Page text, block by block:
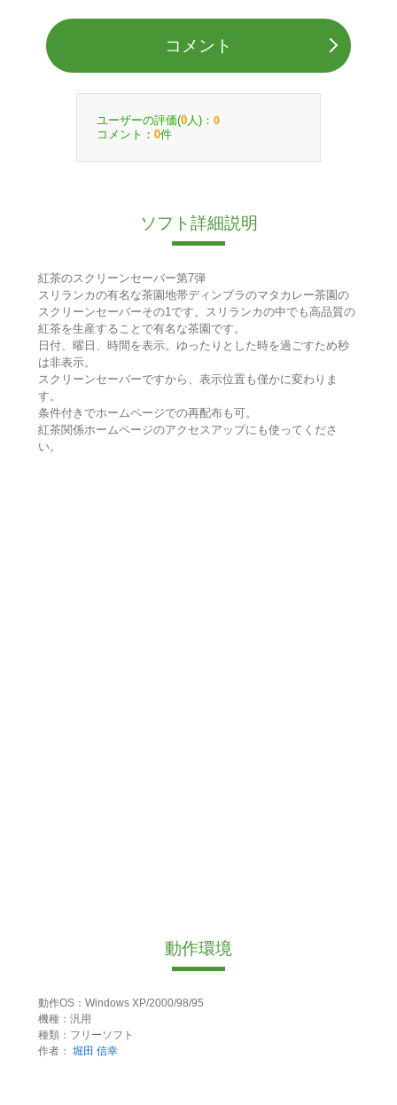
コメント
ユーザーの評価(0 人)： 0
コメント： 0件
ソフト詳細説明
紅茶のスクリーンセーバー第7弾
スリランカの有名な茶園地帯ディンブラのマタカレー茶園の
スクリーンセーバーその1です。スリランカの中でも高品質の
紅茶を生産することで有名な茶園です。
日付、曜日、時間を表示。ゆったりとした時を過ごすため秒
は非表示。
スクリーンセーバーですから、表示位置も僅かに変わりま
す。
条件付きでホームページでの再配布も可。
紅茶関係ホームページのアクセスアップにも使ってくださ
い。
動作環境
動作OS：Windows XP/2000/98/95
機種：汎用
種類：フリーソフト
作者： 堀田 信幸